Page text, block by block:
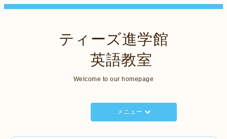
ティーズ進学館
英語教室
Welcome to our homepage
メニュー